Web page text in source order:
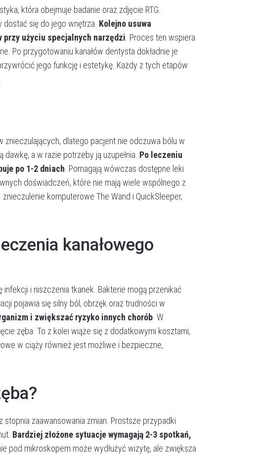
która obejmuje badanie oraz zdjęcie RTG.
się do jego wnętrza. Kolejno usuwa
przy użyciu specjalnych narzędzi . Proces ten wspiera
Po przygotowaniu kanałów dentysta dokładnie je
jego funkcję i estetykę. Każdy z tych etapów
dlatego pacjent nie odczuwa bólu w
a w razie potrzeby ją uzupełnia. Po leczeniu
po 1-2 dniach . Pomagają wówczas dostępne leki
doświadczeń, które nie mają wiele wspólnego z
komputerowe The Wand i QuickSleeper,
kanałowego
infekcji i niszczenia tkanek. Bakterie mogą przenikać
pojawia się silny ból, obrzęk oraz trudności w
i zwiększać ryzyko innych chorób . W
zęba. To z kolei wiąże się z dodatkowymi kosztami,
w ciąży również jest możliwe i bezpieczne,
zaawansowania zmian. Prostsze przypadki
Bardziej złożone sytuacje wymagają 2-3 spotkań,
pod mikroskopem może wydłużyć wizytę, ale zwiększa
prywatności